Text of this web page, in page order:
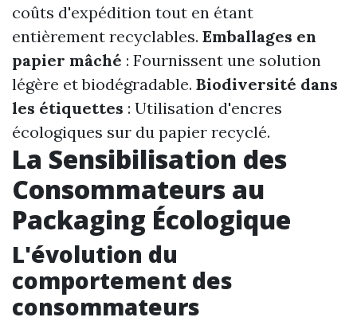
coûts d'expédition tout en étant
entièrement recyclables. Emballages en
papier mâché : Fournissent une solution
légère et biodégradable. Biodiversité dans
les étiquettes : Utilisation d'encres
écologiques sur du papier recyclé.
La Sensibilisation des
Consommateurs au
Packaging Écologique
L'évolution du
comportement des
consommateurs